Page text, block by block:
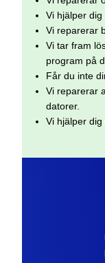
Vi hjälper dig
Vi reparerar
Vi tar fram
program på
Får du inte
Vi reparerar
datorer.
Vi hjälper